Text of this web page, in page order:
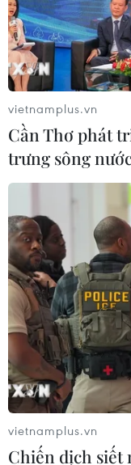
TIN CÙNG
Thành phố Hồ
mưa dông trên
09/08/2026 13:14
Hà Nội: Xử lý dứt
phạm tại hồ
09/08/2026 12:49
vietnamplus.vn
Cần Thơ phát
trưng sông
vietnamplus.vn
Chiến dịch siết